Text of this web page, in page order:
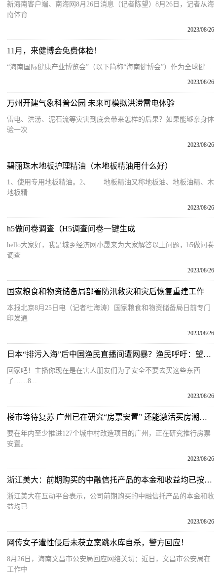
新海南客户端、南海网8月26日消息（记者陈望）8月26日，记者从海
南体育
2023/08/26
11月，来健博会免费体检！
“海南国际健康产业博览会”（以下简称“海南健博会”）作为全球健...
2023/08/26
万州开建气象科普公园 未来可模拟洪涝雷电体验
雷电、洪涝、泥石流等灾害到底会带来怎样的后果？如果能够亲身体
验一次
2023/08/26
碧丽珠木地板护理精油（木地板精油用什么好）
1、使用专用地板精油。2、 地板精油又称地板油、地板油精、木
地板精
2023/08/26
h5做问卷调查（H5调查问卷一键生成
hello大家好，我是城乡经济网小晟来为大家解答以上问题，h5做问卷
调查
2023/08/26
国家粮食和物资储备局部署防汛救灾和灾后恢复重建工作
本报北京8月25日电（记者杜海涛）国家粮食和物资储备局日前专门
印发通
2023/08/26
日本“排污入海”后中国渔民直播间遭网暴？渔民呼吁：望理性
回家吧！主播你现在是在害人朋友们为了安全不要去买这些东西
了……8...
2023/08/26
楼市等待复苏 广州已在研究“房票安置” 还能激活买房潮吗？
要在年内至少推进127个城中村改造项目的广州，正在研究推行房票
安置。
2023/08/26
浙江美大：前期购买的中融信托产品的本金和收益均已按约定如期全数收回
浙江美大在互动平台表示，公司前期购买的中融信托产品的本金和收
益均已
2023/08/26
网传女子遭性侵后未获立案跳水库自杀，警方回应！
8月26日，海南文昌市公安局回应网络关切：近日，文昌市公安局在
工作中